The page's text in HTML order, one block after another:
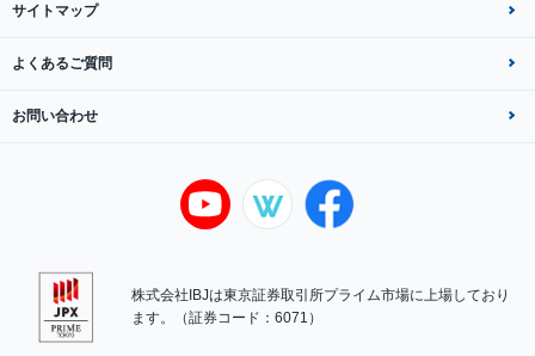
サイトマップ
よくあるご質問
お問い合わせ
株式会社IBJは東京証券取引所プライム市場に上場しており
ます。（証券コード：6071）